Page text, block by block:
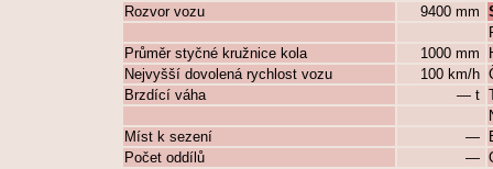
Rozvor vozu
9400 mm
Průměr styčné kružnice kola
1000 mm
Nejvyšší dovolená rychlost vozu
100 km/h
Brzdící váha
— t
Míst k sezení
—
Počet oddílů
—